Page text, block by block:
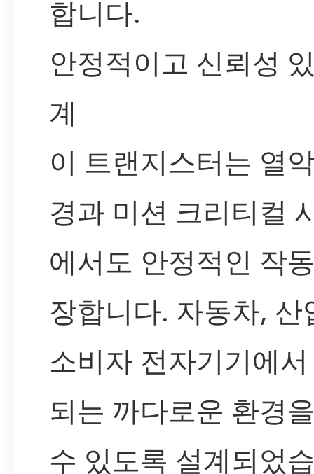
합니다.
안정적이고 신뢰성
계
이 트랜지스터는 열
경과 미션 크리티컬
에서도 안정적인 작
장합니다. 자동차, 산
소비자 전자기기에
되는 까다로운 환경
수 있도록 설계되었